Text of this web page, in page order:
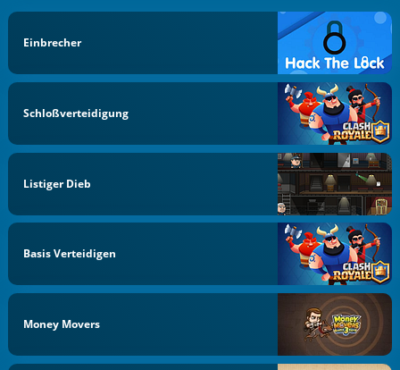
Einbrecher
Schloßverteidigung
Listiger Dieb
Basis Verteidigen
Money Movers